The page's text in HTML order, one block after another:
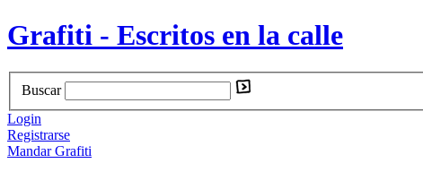
Grafiti - Escritos en la calle
Buscar
Login
Registrarse
Mandar Grafiti